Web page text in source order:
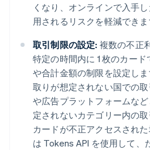
くなり、オンラインで入手
用されるリスクを軽減できま
取引制限の設定: 複数の不正
特定の時間内に 1 枚のカー
や合計金額の制限を設定し
取りが想定されない国での
や広告プラットフォームな
定されないカテゴリー内の取
カードが不正アクセスされ
は Tokens API を使用して、